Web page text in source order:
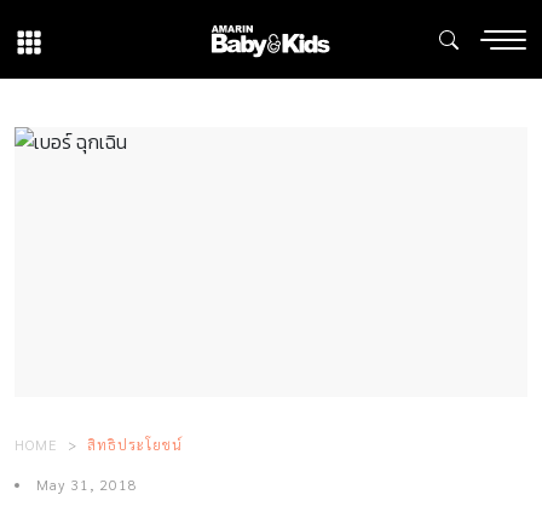
HOME สิทธิประโยชน์
May 31, 2018